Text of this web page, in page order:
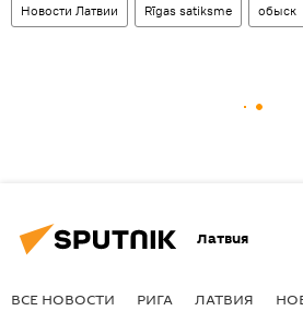
Новости Латвии Rīgas satiksme обыск
Латвия
ВСЕ НОВОСТИ РИГА ЛАТВИЯ